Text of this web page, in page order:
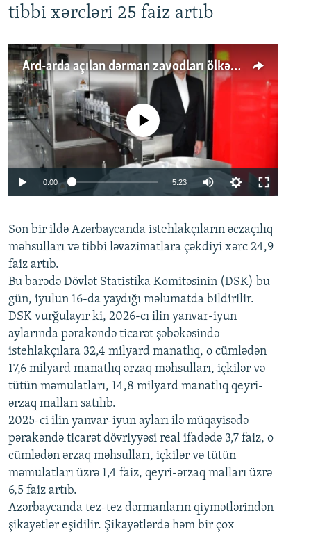
tibbi xərcləri 25 faiz artıb
Ard-arda açılan dərman zavodları ölkənin tələbatını ödəyirmi?
Auto 240p 360p 480p
720p 1080p
No media source currently available
0:00 5:23
360p
480p
720p
1080p
Son bir ildə Azərbaycanda istehlakçıların əczaçılıq
məhsulları və tibbi ləvazimatlara çəkdiyi xərc 24,9
faiz artıb.
Bu barədə Dövlət Statistika Komitəsinin (DSK) bu
gün, iyulun 16-da yaydığı məlumatda bildirilir.
DSK vurğulayır ki, 2026-cı ilin yanvar-iyun
aylarında pərakəndə ticarət şəbəkəsində
istehlakçılara 32,4 milyard manatlıq, o cümlədən
17,6 milyard manatlıq ərzaq məhsulları, içkilər və
tütün məmulatları, 14,8 milyard manatlıq qeyri-
ərzaq malları satılıb.
2025-ci ilin yanvar-iyun ayları ilə müqayisədə
pərakəndə ticarət dövriyyəsi real ifadədə 3,7 faiz, o
cümlədən ərzaq məhsulları, içkilər və tütün
məmulatları üzrə 1,4 faiz, qeyri-ərzaq malları üzrə
6,5 faiz artıb.
Azərbaycanda tez-tez dərmanların qiymətlərindən
şikayətlər eşidilir. Şikayətlərdə həm bir çox